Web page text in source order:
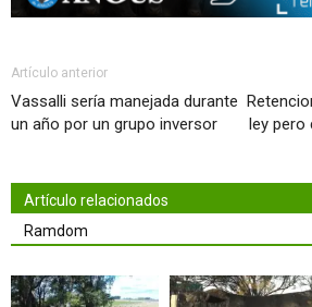
Artículo anterior
Vassalli sería manejada durante
un año por un grupo inversor
ley pero
Artículo relacionados
Ramdom